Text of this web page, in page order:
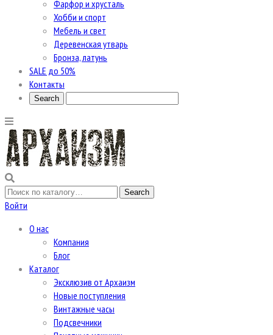
Фарфор и хрусталь
Хобби и спорт
Мебель и свет
Деревенская утварь
Бронза, латунь
SALE до 50%
Контакты
Войти
О нас
Компания
Блог
Каталог
Эксклюзив от Архаизм
Новые поступления
Винтажные часы
Подсвечники